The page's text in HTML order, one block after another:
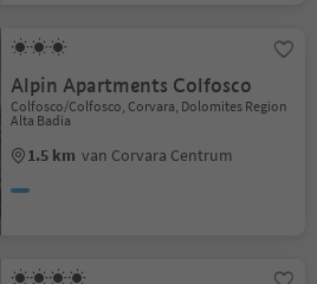
Alpin Apartments Colfosco
Colfosco/Colfosco, Corvara, Dolomites Region
Alta Badia
1.5 km van Corvara Centrum